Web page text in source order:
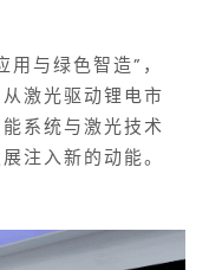
与绿色智造”，
激光驱动锂电市
系统与激光技术
注入新的动能。